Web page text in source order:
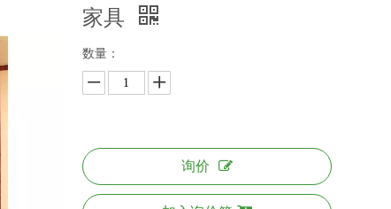
家具
数量：
询价